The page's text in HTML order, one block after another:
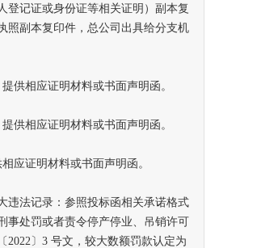
登记证或身份证等相关证明）副本复
照副本复印件，总公司出具给分支机
相应证明材料或书面声明函。
相应证明材料或书面声明函。
证明材料或书面声明函。
法记录：参照投标函相关承诺格式
事处罚或者责令停产停业、吊销许可
〕3 号文，较大数额罚款认定为